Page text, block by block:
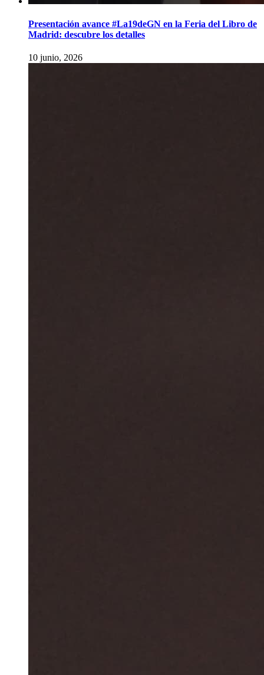
Presentación avance #La19deGN en la Feria del Libro de
Madrid: descubre los detalles
10 junio, 2026